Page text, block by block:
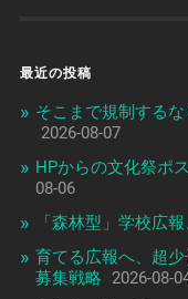
最近の投稿
そこまで規制する
2026-08-07
HPからの文化祭ポ
08-06
「森林型」学校広
育てる広報へ、超
募集戦略
2026-08-